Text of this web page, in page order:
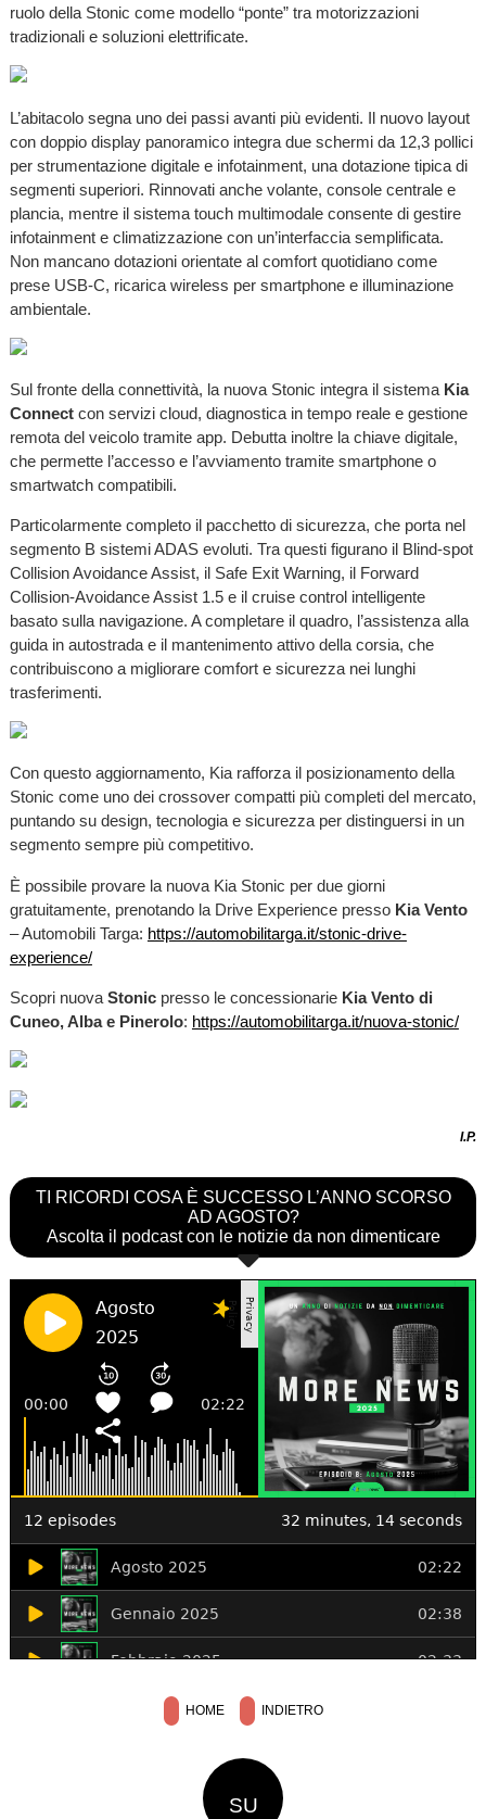
ruolo della Stonic come modello “ponte” tra motorizzazioni
tradizionali e soluzioni elettrificate.
L’abitacolo segna uno dei passi avanti più evidenti. Il nuovo layout
con doppio display panoramico integra due schermi da 12,3 pollici
per strumentazione digitale e infotainment, una dotazione tipica di
segmenti superiori. Rinnovati anche volante, console centrale e
plancia, mentre il sistema touch multimodale consente di gestire
infotainment e climatizzazione con un’interfaccia semplificata.
Non mancano dotazioni orientate al comfort quotidiano come
prese USB-C, ricarica wireless per smartphone e illuminazione
ambientale.
Sul fronte della connettività, la nuova Stonic integra il sistema Kia
Connectcon servizi cloud, diagnostica in tempo reale e gestione
remota del veicolo tramite app. Debutta inoltre la chiave digitale,
che permette l’accesso e l’avviamento tramite smartphone o
smartwatch compatibili.
Particolarmente completo il pacchetto di sicurezza, che porta nel
segmento B sistemi ADAS evoluti. Tra questi figurano il Blind-spot
Collision Avoidance Assist, il Safe Exit Warning, il Forward
Collision-Avoidance Assist 1.5 e il cruise control intelligente
basato sulla navigazione. A completare il quadro, l’assistenza alla
guida in autostrada e il mantenimento attivo della corsia, che
contribuiscono a migliorare comfort e sicurezza nei lunghi
trasferimenti.
Con questo aggiornamento, Kia rafforza il posizionamento della
Stonic come uno dei crossover compatti più completi del mercato,
puntando su design, tecnologia e sicurezza per distinguersi in un
segmento sempre più competitivo.
È possibile provare la nuova Kia Stonic per due giorni
gratuitamente, prenotando la Drive Experience presso Kia Vento
– Automobili Targa: https://automobilitarga.it/stonic-drive-
experience/
Scopri nuova Stonic presso le concessionarieKia Vento di
Cuneo, Alba e Pinerolo: https://automobilitarga.it/nuova-stonic/
I.P.
TI RICORDI COSA È SUCCESSO L’ANNO SCORSO
AD AGOSTO?
Ascolta il podcast con le notizie da non dimenticare
HOME INDIETRO
SU